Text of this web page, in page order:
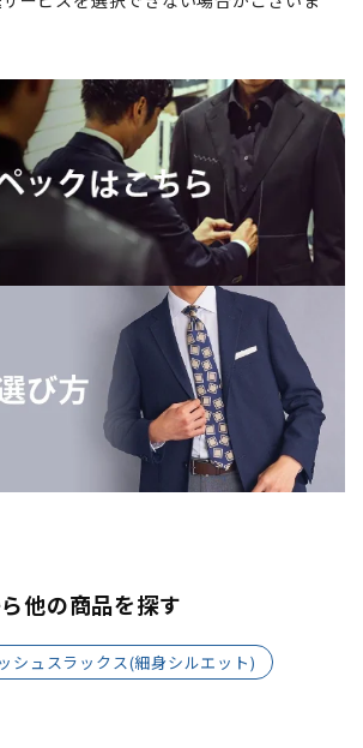
他の商品を探す
シュスラックス(細身シルエット)